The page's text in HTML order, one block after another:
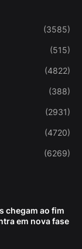
(3585)
(515)
(4822)
(388)
(2931)
(4720)
(6269)
chegam ao fim
em nova fase